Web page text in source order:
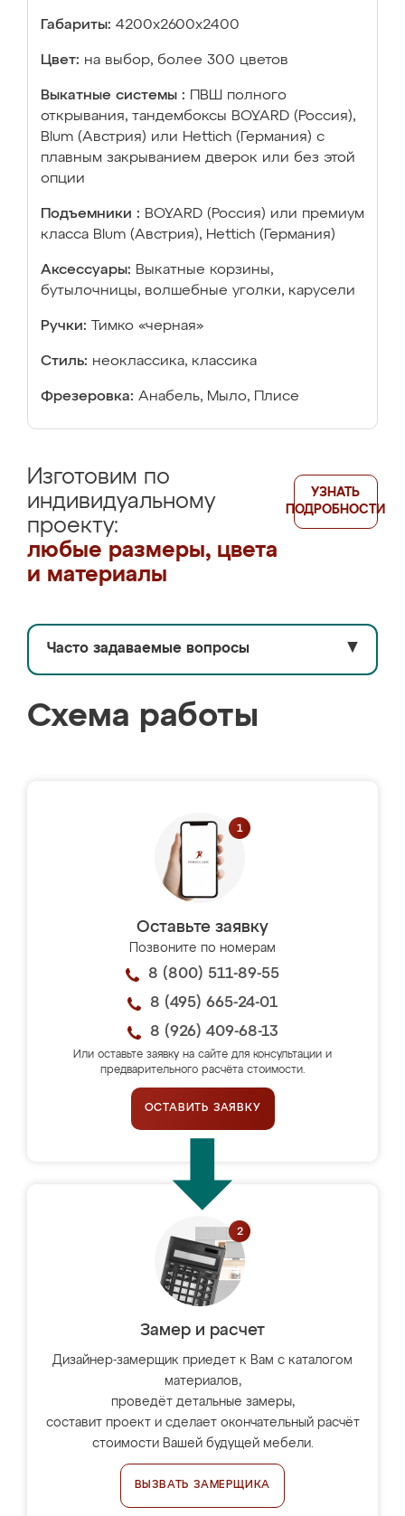
Габариты: 4200х2600х2400
Цвет: на выбор, более 300 цветов
Выкатные системы :
ПВШ полного
открывания, тандембоксы BOYARD (Россия),
Blum (Австрия) или Hettich (Германия) с
плавным закрыванием дверок или без этой
опции
Подъемники : BOYARD (Россия) или премиум
класса Blum (Австрия), Hettich (Германия)
Аксессуары: Выкатные корзины,
бутылочницы, волшебные уголки, карусели
Ручки: Тимко «черная»
Стиль: неоклассика, классика
Фрезеровка: Анабель, Мыло, Плисе
Изготовим по
индивидуальному
проекту:
любые размеры, цвета
и материалы
УЗНАТЬ
ПОДРОБНОСТИ
Часто задаваемые вопросы ▼
Схема работы
Оставьте заявку
Позвоните по номерам
8 (800) 511-89-55
8 (495) 665-24-01
8 (926) 409-68-13
Или оставьте заявку на сайте для консультации и
предварительного расчёта стоимости.
ОСТАВИТЬ ЗАЯВКУ
Замер и расчет
Дизайнер-замерщик приедет к Вам с каталогом
материалов,
проведёт детальные замеры,
составит проект и сделает окончательный расчёт
стоимости Вашей будущей мебели.
ВЫЗВАТЬ ЗАМЕРЩИКА